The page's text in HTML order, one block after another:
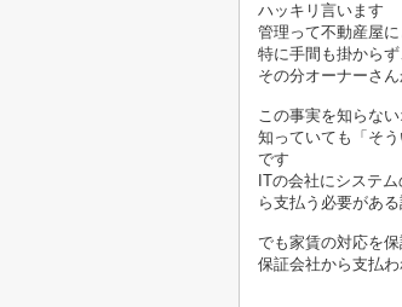
ハッキリ言います
管理って不動産屋
特に手間も掛から
その分オーナーさ
この事実を知らな
知っていても「そ
です
ITの会社にシステ
ら支払う必要があ
でも家賃の対応を
保証会社から支払